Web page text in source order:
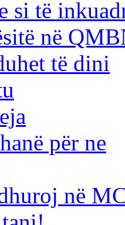
si të
në
të dini
për ne
në